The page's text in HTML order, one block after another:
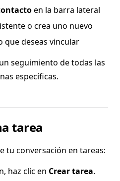
en la barra lateral
o crea uno nuevo
que deseas vincular
seguimiento de todas las
específicas.
tarea
tu conversación en tareas:
haz clic en Crear tarea.